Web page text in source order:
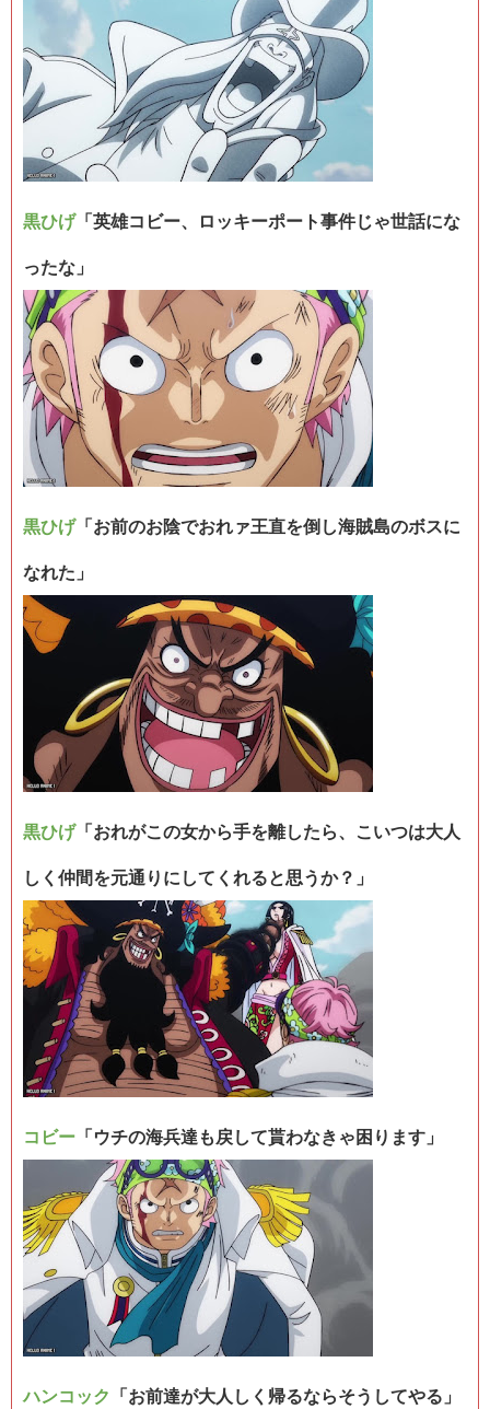
黒ひげ「英雄コビー、ロッキーポート事件じゃ世話にな
ったな」
黒ひげ「お前のお陰でおれァ王直を倒し海賊島のボスに
なれた」
黒ひげ「おれがこの女から手を離したら、こいつは大人
しく仲間を元通りにしてくれると思うか？」
コビー 「ウチの海兵達も戻して貰わなきゃ困ります」
ハンコック 「お前達が大人しく帰るならそうしてやる」